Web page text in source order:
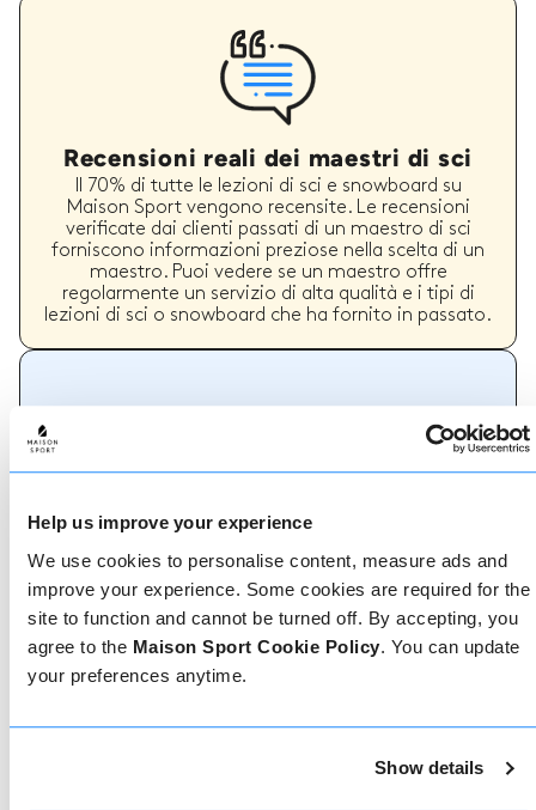
Help us improve your experience
We use cookies to personalise content, measure ads and
improve your experience. Some cookies are required for the
site to function and cannot be turned off. By accepting, you
agree to the Maison Sport Cookie Policy. You can update
your preferences anytime.
Show details
Recensioni reali dei maestri di sci
Il 70% di tutte le lezioni di sci e snowboard su
Maison Sport vengono recensite. Le recensioni
verificate dai clienti passati di un maestro di sci
forniscono informazioni preziose nella scelta di un
maestro. Puoi vedere se un maestro offre
regolarmente un servizio di alta qualità e i tipi di
lezioni di sci o snowboard che ha fornito in passato.
Come prenotare
disposizione per aiutarvi: prenotate subito online
assistenza.
Prenota online